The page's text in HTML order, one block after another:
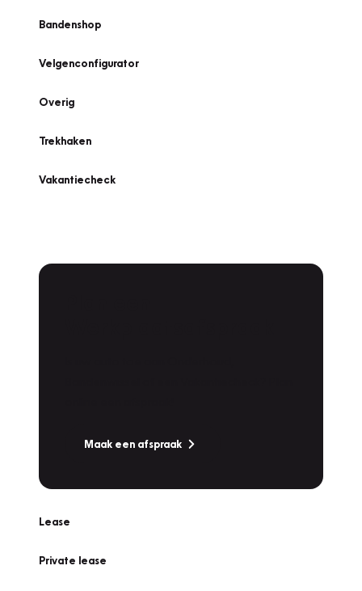
Bandenshop
Velgenconfigurator
Overig
Trekhaken
Vakantiecheck
Maak een afspraak
Lease
Private lease